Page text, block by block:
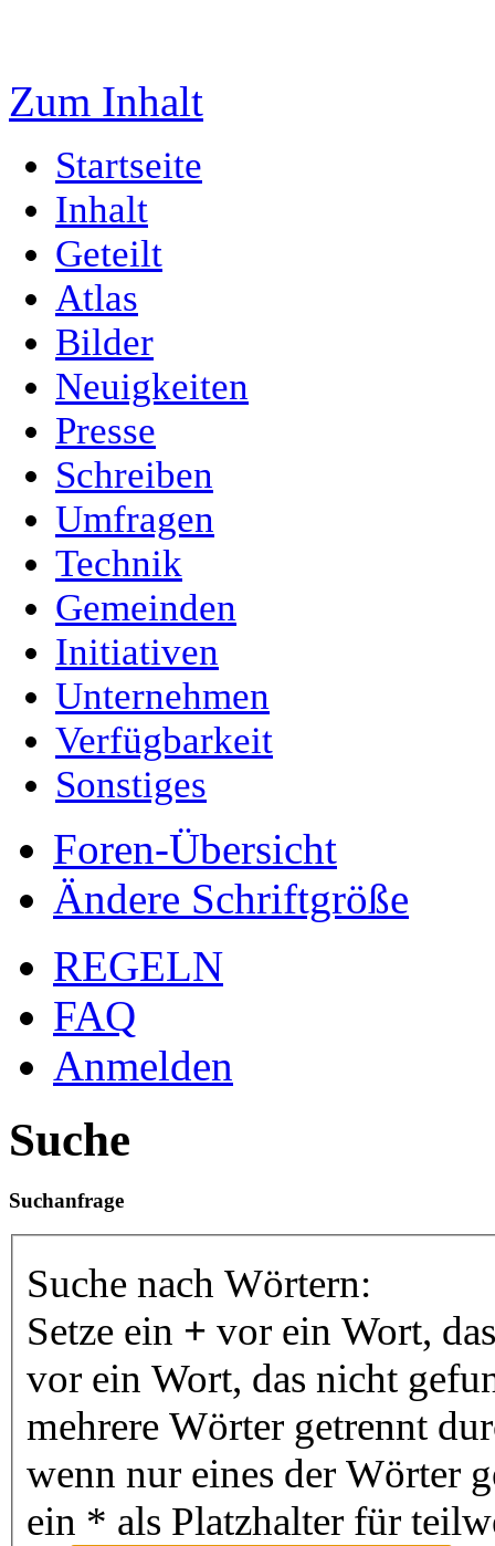
Zum Inhalt
Startseite
Inhalt
Geteilt
Atlas
Bilder
Neuigkeiten
Presse
Schreiben
Umfragen
Technik
Gemeinden
Initiativen
Unternehmen
Verfügbarkeit
Sonstiges
Foren-Übersicht
Ändere Schriftgröße
REGELN
FAQ
Anmelden
Suche
Suchanfrage
Suche nach Wörtern:
Setze ein + vor ein Wort,
vor ein Wort, das nicht
mehrere Wörter getrennt
wenn nur eines der Wörter
ein * als Platzhalter für